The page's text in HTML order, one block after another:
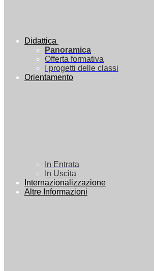
Didattica
Panoramica
Offerta formativa
I progetti delle classi
Orientamento
In Entrata
In Uscita
Internazionalizzazione
Altre Informazioni